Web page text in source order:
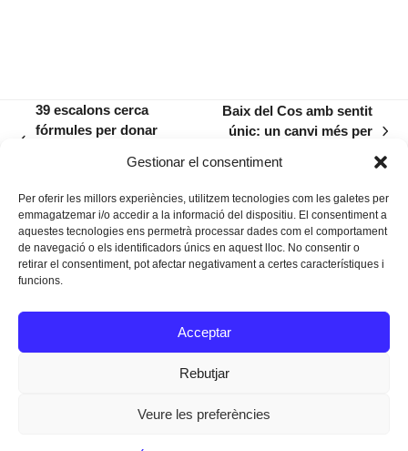
Gestionar el consentiment
Per oferir les millors experiències, utilitzem tecnologies com les galetes per
emmagatzemar i/o accedir a la informació del dispositiu. El consentiment a
aquestes tecnologies ens permetrà processar dades com el comportament
de navegació o els identificadors únics en aquest lloc. No consentir o
retirar el consentiment, pot afectar negativament a certes característiques i
funcions.
Acceptar
Rebutjar
Veure les preferències
39 escalons cerca
fórmules per donar
next
post:
Baix del Cos amb sentit
únic: un canvi més per
Instagram
Facebook
Twitter
Texts Legals